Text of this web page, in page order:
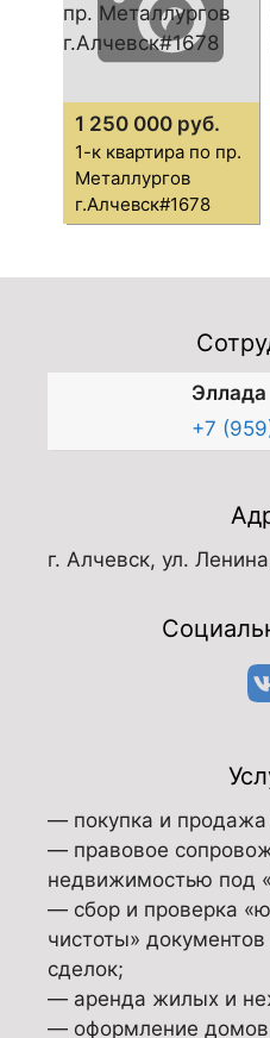
1 250 000 руб.
1-к квартира по пр.
Металлургов
г.Алчевск#1678
— покупка и
— правовое
недвижимостью под
— сбор и проверка
чистоты»
сделок;
— аренда жилых и
— оформление
г. Алчевск, ул.
Эллада
+7